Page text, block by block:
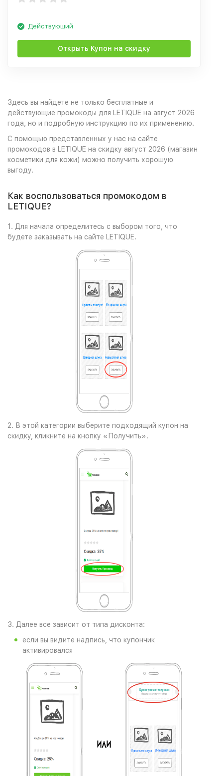
Действующий
Открыть Купон на скидку
Здесь вы найдете не только бесплатные и
действующие промокоды для LETIQUE на август 2026
года, но и подробную инструкцию по их применению.
С помощью представленных у нас на сайте
промокодов в LETIQUE на скидку август 2026 (магазин
косметики для кожи) можно получить хорошую
выгоду.
Как воспользоваться промокодом в
LETIQUE?
1. Для начала определитесь с выбором того, что
будете заказывать на сайте LETIQUE.
2. В этой категории выберите подходящий купон на
скидку, кликните на кнопку «Получить».
3. Далее все зависит от типа дисконта:
если вы видите надпись, что купончик
активировался